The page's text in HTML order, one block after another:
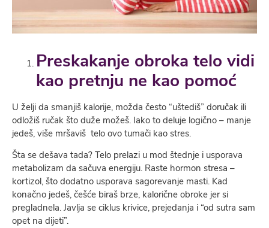
Preskakanje obroka telo vidi
kao pretnju ne kao pomoć
U želji da smanjiš kalorije, možda često “uštediš” doručak ili
odložiš ručak što duže možeš. Iako to deluje logično – manje
jedeš, više mršaviš telo ovo tumači kao stres.
Šta se dešava tada? Telo prelazi u mod štednje i usporava
metabolizam da sačuva energiju. Raste hormon stresa –
kortizol, što dodatno usporava sagorevanje masti. Kad
konačno jedeš, češće biraš brze, kalorične obroke jer si
pregladnela. Javlja se ciklus krivice, prejedanja i “od sutra sam
opet na dijeti”.